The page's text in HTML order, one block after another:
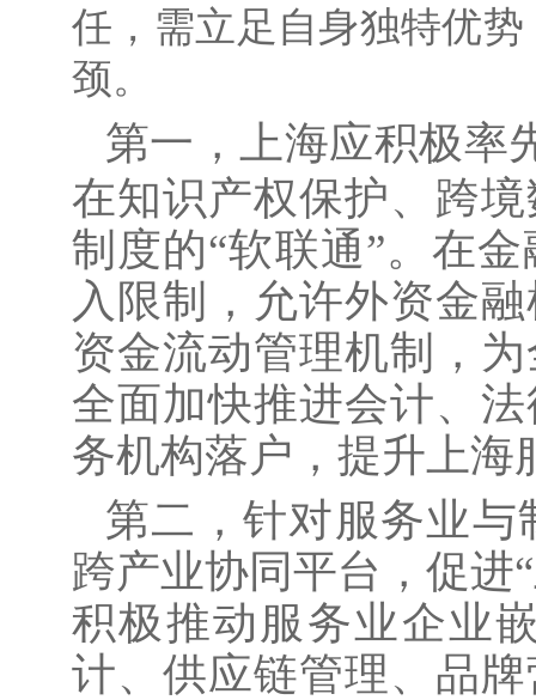
任，需立足自身独特优
颈。
第一，上海应积极率
在知识产权保护、跨
制度的“软联通”。在
入限制，允许外资金
资金流动管理机制，
全面加快推进会计、
务机构落户，提升上海
第二，针对服务业
跨产业协同平台，促进
积极推动服务业企业
计、供应链管理、品